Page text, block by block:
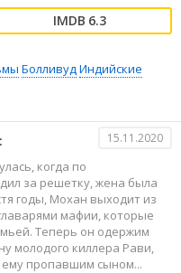
6.3
БолливудИндийские
15.11.2020
когда по
за решетку, жена была
годы, Мохан выходит из
мафии, которые
Теперь он одержим
молодого киллера Рави,
ему пропавшим сыном...